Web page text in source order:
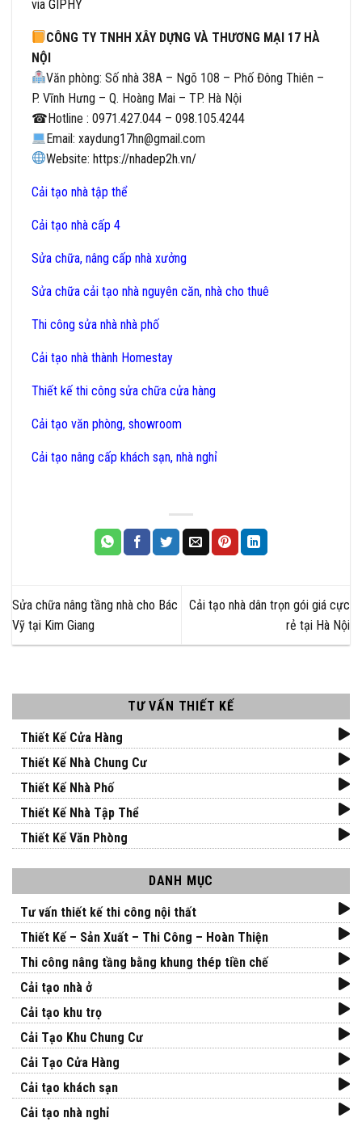
TƯ VẤN THIẾT KẾ
Thiết Kế Cửa Hàng
Thiết Kế Nhà Chung Cư
Thiết Kế Nhà Phố
Thiết Kế Nhà Tập Thể
Thiết Kế Văn Phòng
DANH MỤC
Tư vấn thiết kế thi công nội thất
Thiết Kế – Sản Xuất – Thi Công – Hoàn Thiện
Thi công nâng tầng bằng khung thép tiền chế
Cải tạo nhà ở
Cải tạo khu trọ
Cải Tạo Khu Chung Cư
Cải Tạo Cửa Hàng
Cải tạo khách sạn
Cải tạo nhà nghỉ
via GIPHY
CÔNG TY TNHH XÂY DỰNG VÀ THƯƠNG MẠI 17 HÀ
NỘI
Văn phòng: Số nhà 38A – Ngõ 108 – Phố Đông Thiên –
P. Vĩnh Hưng – Q. Hoàng Mai – TP. Hà Nội
☎Hotline : 0971.427.044 – 098.105.4244
Email: xaydung17hn@gmail.com
Website:https://nhadep2h.vn/
Cải tạo nhà tập thể
Cải tạo nhà cấp 4
Sửa chữa, nâng cấp nhà xưởng
Sửa chữa cải tạo nhà nguyên căn, nhà cho thuê
Thi công sửa nhà nhà phố
Cải tạo nhà thành Homestay
Thiết kế thi công sửa chữa cửa hàng
Cải tạo văn phòng, showroom
Cải tạo nâng cấp khách sạn, nhà nghỉ
Sửa chữa nâng tầng nhà cho Bác
Vỹ tại Kim Giang
Cải tạo nhà dân trọn gói giá cực
rẻ tại Hà Nội